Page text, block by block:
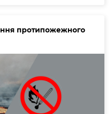
протипожежного